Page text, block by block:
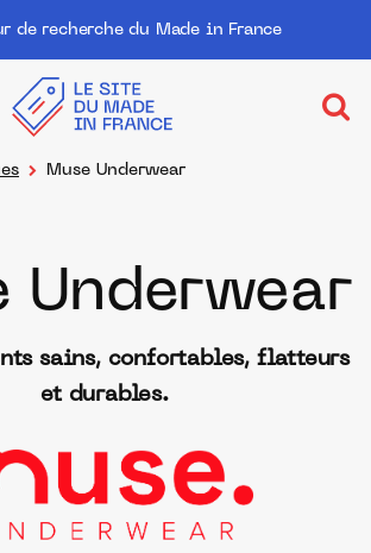
de recherche du Made in France
Muse Underwear
Underwear
sains, confortables, flatteurs
et durables.